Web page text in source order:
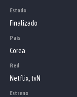
Estado
Finalizado
País
Corea
Red
Netflix, tvN
Estreno